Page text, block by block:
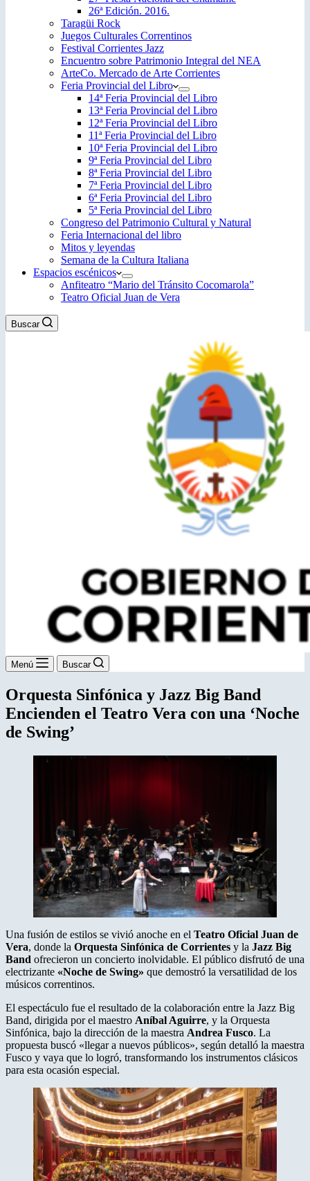
26ª Edición. 2016.
Taragüi Rock
Juegos Culturales Correntinos
Festival Corrientes Jazz
Encuentro sobre Patrimonio Integral del NEA
ArteCo. Mercado de Arte Corrientes
Feria Provincial del Libro
14ª Feria Provincial del Libro
13ª Feria Provincial del Libro
12ª Feria Provincial del Libro
11ª Feria Provincial del Libro
10ª Feria Provincial del Libro
9ª Feria Provincial del Libro
8ª Feria Provincial del Libro
7ª Feria Provincial del Libro
6ª Feria Provincial del Libro
5ª Feria Provincial del Libro
Congreso del Patrimonio Cultural y Natural
Feria Internacional del libro
Mitos y leyendas
Semana de la Cultura Italiana
Espacios escénicos
Anfiteatro “Mario del Tránsito Cocomarola”
Teatro Oficial Juan de Vera
Buscar
Menú Buscar
Orquesta Sinfónica y Jazz Big Band
Encienden el Teatro Vera con una ‘Noche
de Swing’
Una fusión de estilos se vivió anoche en el Teatro Oficial Juan de
Vera, donde la Orquesta Sinfónica de Corrientes y la Jazz Big
Band ofrecieron un concierto inolvidable. El público disfrutó de una
electrizante «Noche de Swing» que demostró la versatilidad de los
músicos correntinos.
El espectáculo fue el resultado de la colaboración entre la Jazz Big
Band, dirigida por el maestro Aníbal Aguirre, y la Orquesta
Sinfónica, bajo la dirección de la maestra Andrea Fusco. La
propuesta buscó «llegar a nuevos públicos», según detalló la maestra
Fusco y vaya que lo logró, transformando los instrumentos clásicos
para esta ocasión especial.